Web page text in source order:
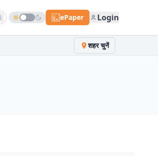
ePaper Login
शहर चुनें